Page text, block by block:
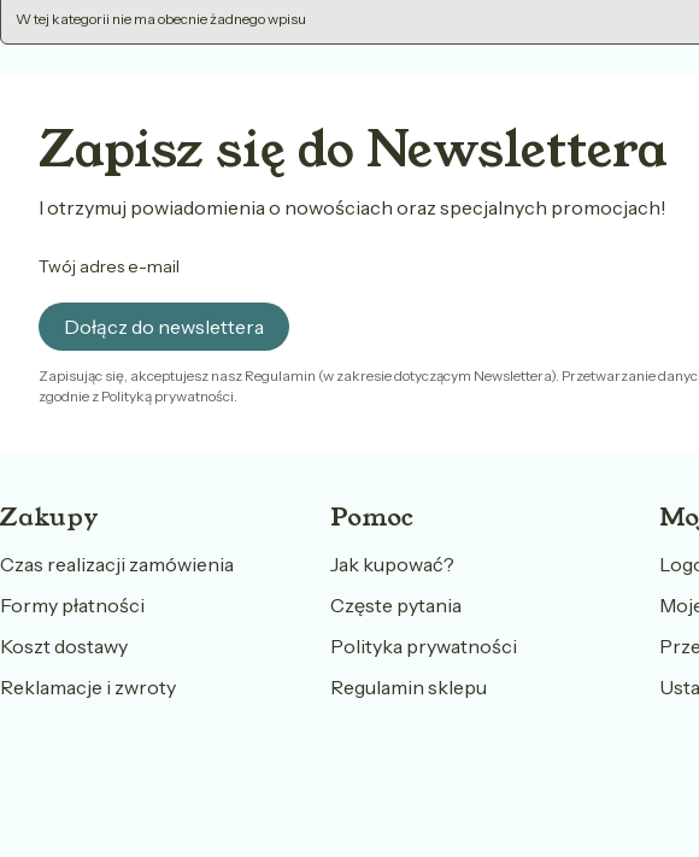
W tej kategorii nie ma obecnie żadnego wpisu
Zapisz się do Newslettera
I otrzymuj powiadomienia o nowościach oraz specjalnych promocjach!
Twój adres e-mail
Dołącz do newslettera
Zapisując się, akceptujesz nasz Regulamin (w zakresie dotyczącym Newslettera). Przetwarzanie
zgodnie z Polityką prywatności.
Linki w stopce
Zakupy
Czas realizacji zamówienia
Formy płatności
Koszt dostawy
Reklamacje i zwroty
Pomoc
Jak kupować?
Częste pytania
Polityka prywatności
Regulamin sklepu